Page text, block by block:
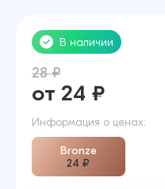
В наличии
28 ₽
от 24 ₽
Информация о ценах:
Bronze
24 ₽